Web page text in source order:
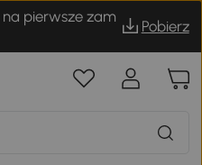
na pierwsze zam
Pobierz